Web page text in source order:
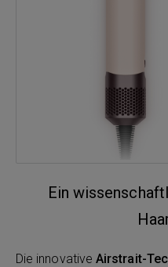
Ein
Die innovativeAirstrait-